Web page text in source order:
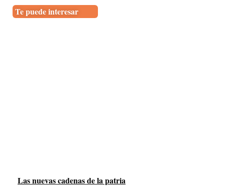
Te puede interesar
Las nuevas cadenas de la patria